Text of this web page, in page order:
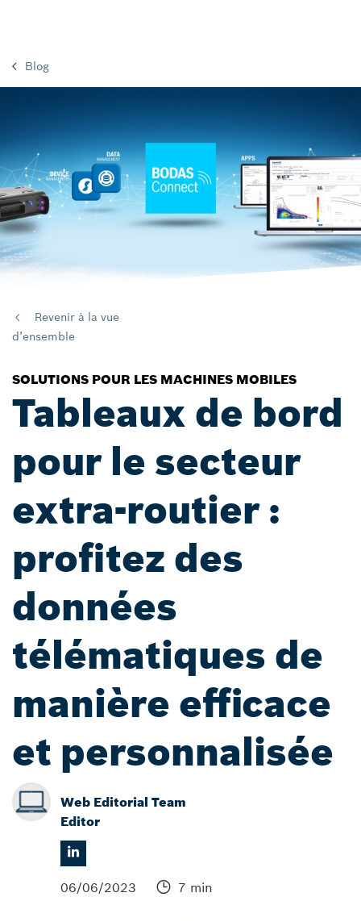
Blog
Revenir à la vue
d’ensemble
SOLUTIONS POUR LES MACHINES MOBILES
Tableaux de bord
pour le secteur
extra-routier :
profitez des
données
télématiques de
manière efficace
et personnalisée
Web Editorial Team
Editor
06/06/2023 7 min